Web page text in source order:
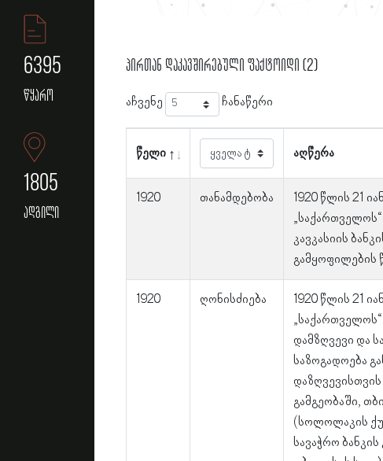
6395
წყარო
1805
ადგილი
პირთან დაკავშირებული ფაქტოიდი (2)
აჩვენე ჩანაწერი
წელი აღწერა
1920 თანამდებობა
1920 წლის 21
კავკასიის
გამყოფილების
1920 ღონისძიება
1920 წლის 21
დამზღვევი და
საზოგადოება
გამგეობაში,
(სოლოლაკის
სავაჭრო ბანკის